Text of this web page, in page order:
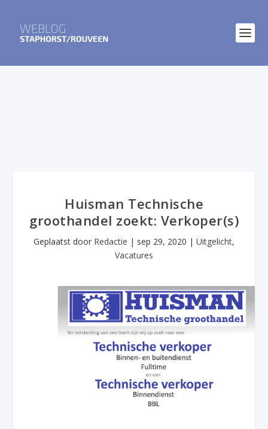
Huisman Technische
groothandel zoekt: Verkoper(s)
Geplaatst door Redactie | sep 29, 2020 | Uitgelicht,
Vacatures